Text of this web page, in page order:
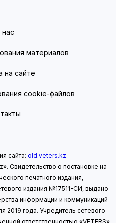
материалов
на сайте
cookie-файлов
сайта: old.veters.kz
Свидетельство о постановке на
печатного издания,
издания №17511-СИ, выдано
информации и коммуникаций
2019 года. Учредитель сетевого
ответственностью «VETERS»